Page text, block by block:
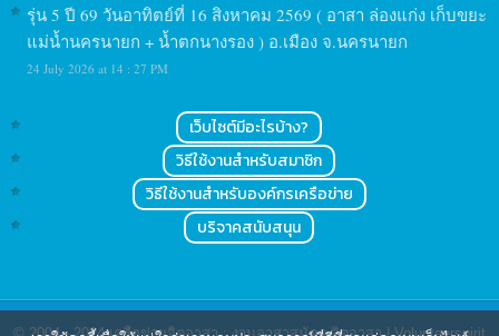
รุ่น 5 ปี 69 วันอาทิตย์ที่ 16 สิงหาคม 2569 ( อาสา ล่องแก่ง เก็บขยะ
แม่น้ำนครนายก + น้ำตกนางรอง ) อ.เมือง จ.นครนายก
24 July 2026 at 14 : 27 PM
เว็บไซต์มีอะไรบ้าง?
วิธีใช้งานสำหรับสมาชิก
วิธีใช้งานสำหรับองค์กรเครือข่าย
บริจาคสนับสนุน